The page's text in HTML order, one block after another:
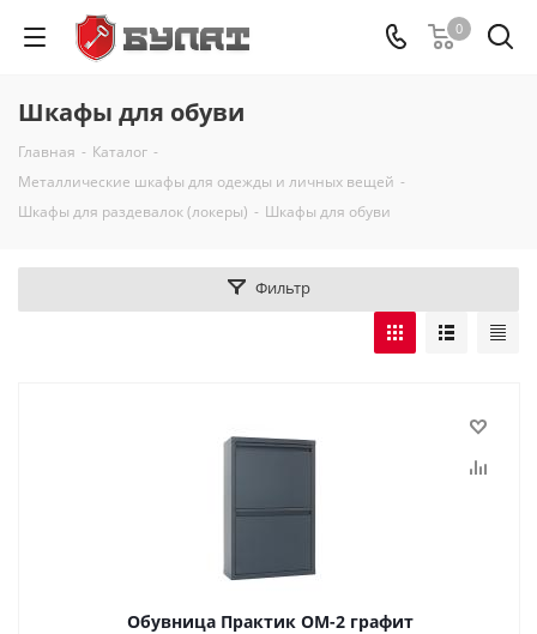
0
Шкафы для обуви
Главная - Каталог -
Металлические шкафы для одежды и личных вещей -
Шкафы для раздевалок (локеры) - Шкафы для обуви
Фильтр
Обувница Практик ОМ-2 графит